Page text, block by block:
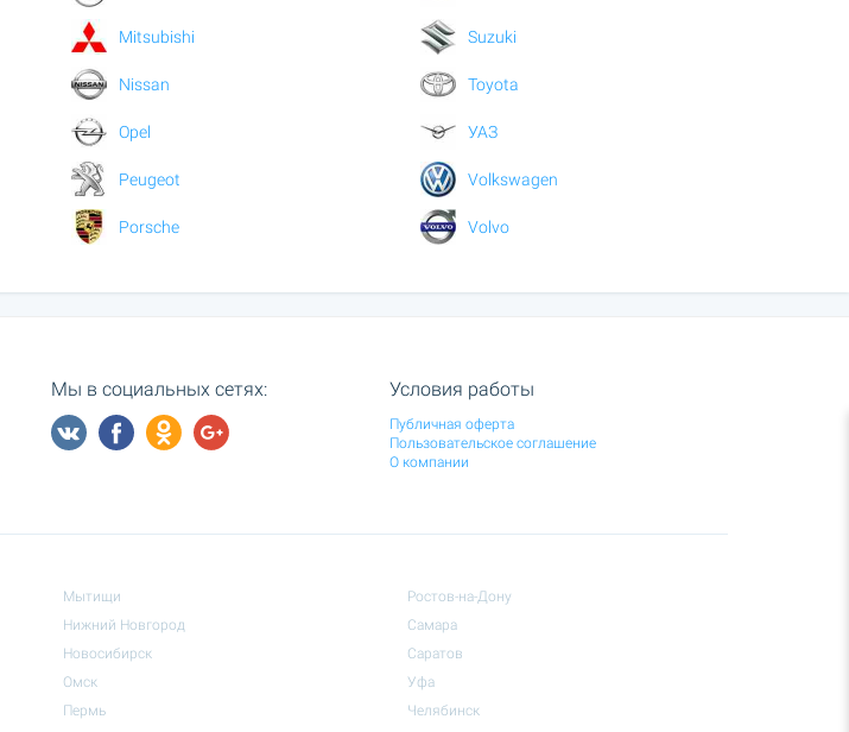
Mitsubishi
Nissan
Opel
Peugeot
Porsche
Suzuki
Toyota
УАЗ
Volkswagen
Volvo
Мы в социальных сетях: Условия работы
Публичная оферта
Пользовательское соглашение
О компании
Мытищи
Нижний Новгород
Новосибирск
Омск
Пермь
Ростов-на-Дону
Самара
Саратов
Уфа
Челябинск